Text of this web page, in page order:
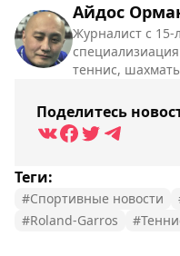
Айдос
Журналист с
теннис,
Поделитесь
Теги:
#Спортивные новости
#Roland-Garros